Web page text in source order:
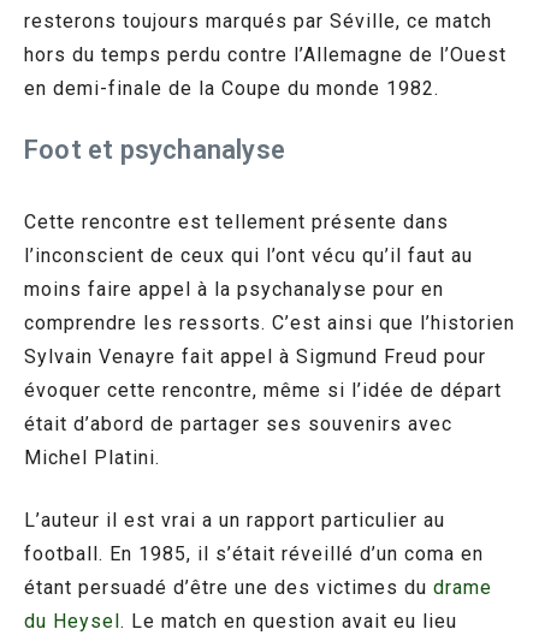
resterons toujours marqués par Séville, ce match
hors du temps perdu contre l’Allemagne de l’Ouest
en demi-finale de la Coupe du monde 1982.
Foot et psychanalyse
Cette rencontre est tellement présente dans
l’inconscient de ceux qui l’ont vécu qu’il faut au
moins faire appel à la psychanalyse pour en
comprendre les ressorts. C’est ainsi que l’historien
Sylvain Venayre fait appel à Sigmund Freud pour
évoquer cette rencontre, même si l’idée de départ
était d’abord de partager ses souvenirs avec
Michel Platini.
L’auteur il est vrai a un rapport particulier au
football. En 1985, il s’était réveillé d’un coma en
étant persuadé d’être une des victimes du drame
du Heysel. Le match en question avait eu lieu